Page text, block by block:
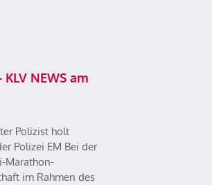
NEWS am
Polizist holt
Polizei EM Bei der
Marathon-
im Rahmen des